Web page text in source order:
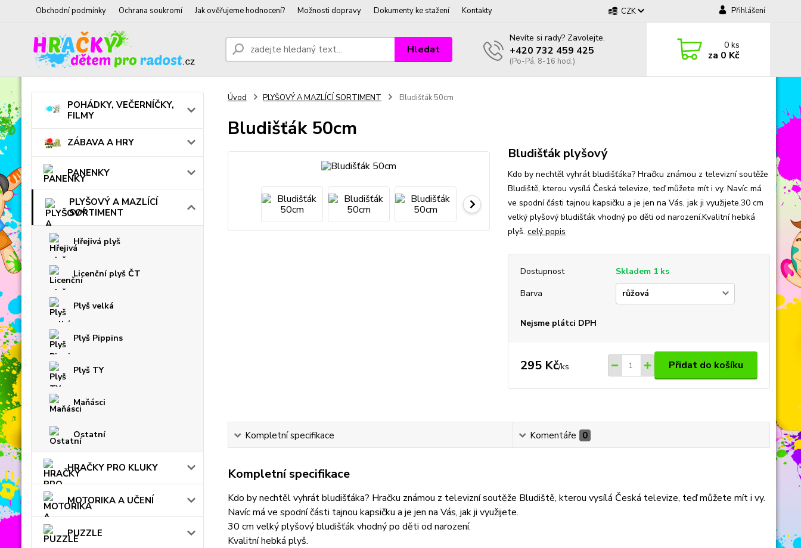
Obchodní podmínky Ochrana soukromí Jak ověřujeme hodnocení? Možnosti dopravy Dokumenty ke stažení Kontakty CZK Přihlášení
Hledat
Nevíte si rady? Zavolejte.
+420 732 459 425
(Po-Pá, 8-16 hod.)
0ks
za 0 Kč
POHÁDKY, VEČERNÍČKY,
FILMY
ZÁBAVA A HRY
PANENKY
PLYŠOVÝ A MAZLÍCÍ
SORTIMENT
Hřejivá plyš
Licenční plyš ČT
Plyš velká
Plyš Pippins
Plyš TY
Maňásci
Ostatní
HRAČKY PRO KLUKY
MOTORIKA A UČENÍ
PUZZLE
Úvod PLYŠOVÝ A MAZLÍCÍ SORTIMENT Bludišťák 50cm
Bludišťák 50cm
Bludišťák plyšový
Kdo by nechtěl vyhrát bludišťáka? Hračku známou z televizní soutěže
Bludiště, kterou vysílá Česká televize, teď můžete mít i vy. Navíc má
ve spodní části tajnou kapsičku a je jen na Vás, jak ji využijete.30 cm
velký plyšový bludišťák vhodný po děti od narození.Kvalitní hebká
plyš. celý popis
Dostupnost
Skladem 1 ks
Barva
Nejsme plátci DPH
295 Kč/ks Přidat do košíku
Kompletní specifikace Komentáře 0
Kompletní specifikace
Kdo by nechtěl vyhrát bludišťáka? Hračku známou z televizní soutěže Bludiště, kterou vysílá Česká televize, teď můžete mít i vy.
Navíc má ve spodní části tajnou kapsičku a je jen na Vás, jak ji využijete.
30 cm velký plyšový bludišťák vhodný po děti od narození.
Kvalitní hebká plyš.